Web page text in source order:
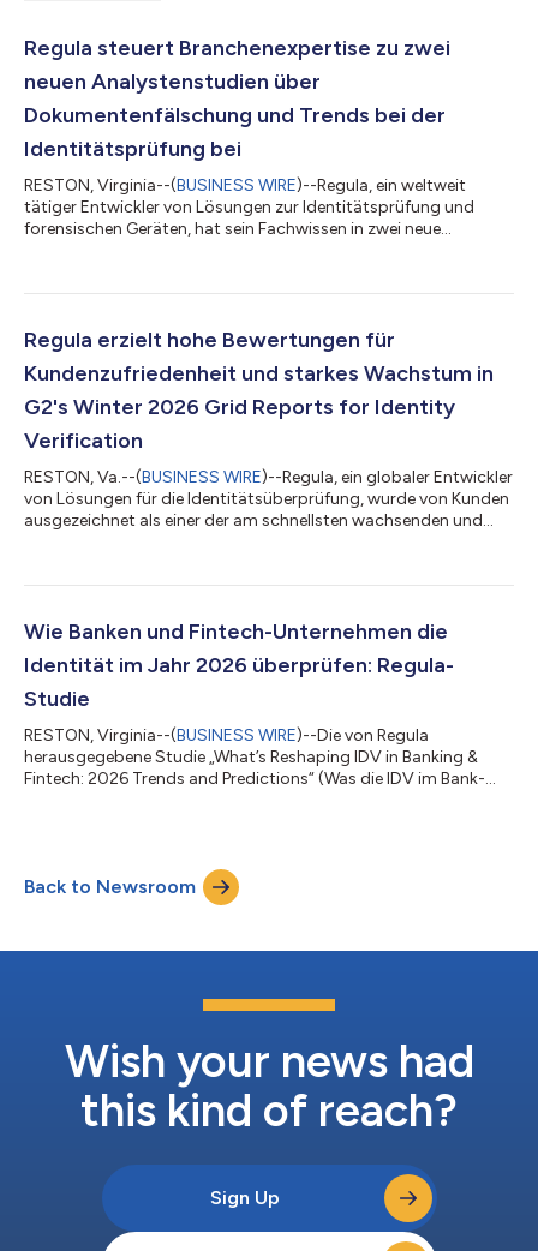
Regula steuert Branchenexpertise zu zwei
neuen Analystenstudien über
Dokumentenfälschung und Trends bei der
Identitätsprüfung bei
RESTON, Virginia--(BUSINESS WIRE)--Regula, ein weltweit
tätiger Entwickler von Lösungen zur Identitätsprüfung und
forensischen Geräten, hat sein Fachwissen in zwei neue
Dokumentenprüfung und jahrzehntelanger Zusammenarbeit
auf dem Gebiet der Dokumenten-Forensik und
Identitätsprüfung einen wichtigen Beitrag geleistet. Beitrag zu
„T...
Regula erzielt hohe Bewertungen für
Kundenzufriedenheit und starkes Wachstum in
G2's Winter 2026 Grid Reports for Identity
Verification
RESTON, Va.--(BUSINESS WIRE)--Regula, ein globaler Entwickler
von Lösungen für die Identitätsüberprüfung, wurde von Kunden
ausgezeichnet als einer der am schnellsten wachsenden und
Grid® Reports for Identity Verification am besten ab. In dieser
Verification Software als führend ausgezeichnet, was eine sehr
Wie Banken und Fintech-Unternehmen die
Identität im Jahr 2026 überprüfen: Regula-
Studie
RESTON, Virginia--(BUSINESS WIRE)--Die von Regula
herausgegebene Studie „What’s Reshaping IDV in Banking &
Fintech: 2026 Trends and Predictions“ (Was die IDV im Bank-
Identitätsverifizierung (IDV) in Finanzorganisationen ist. Neue
globale Daten belegen, dass mindestens drei von zehn
Finanzinstitutionen von Identitätsbetrug bet...
Back to Newsroom
Wish your news had
this kind of reach?
Sign Up